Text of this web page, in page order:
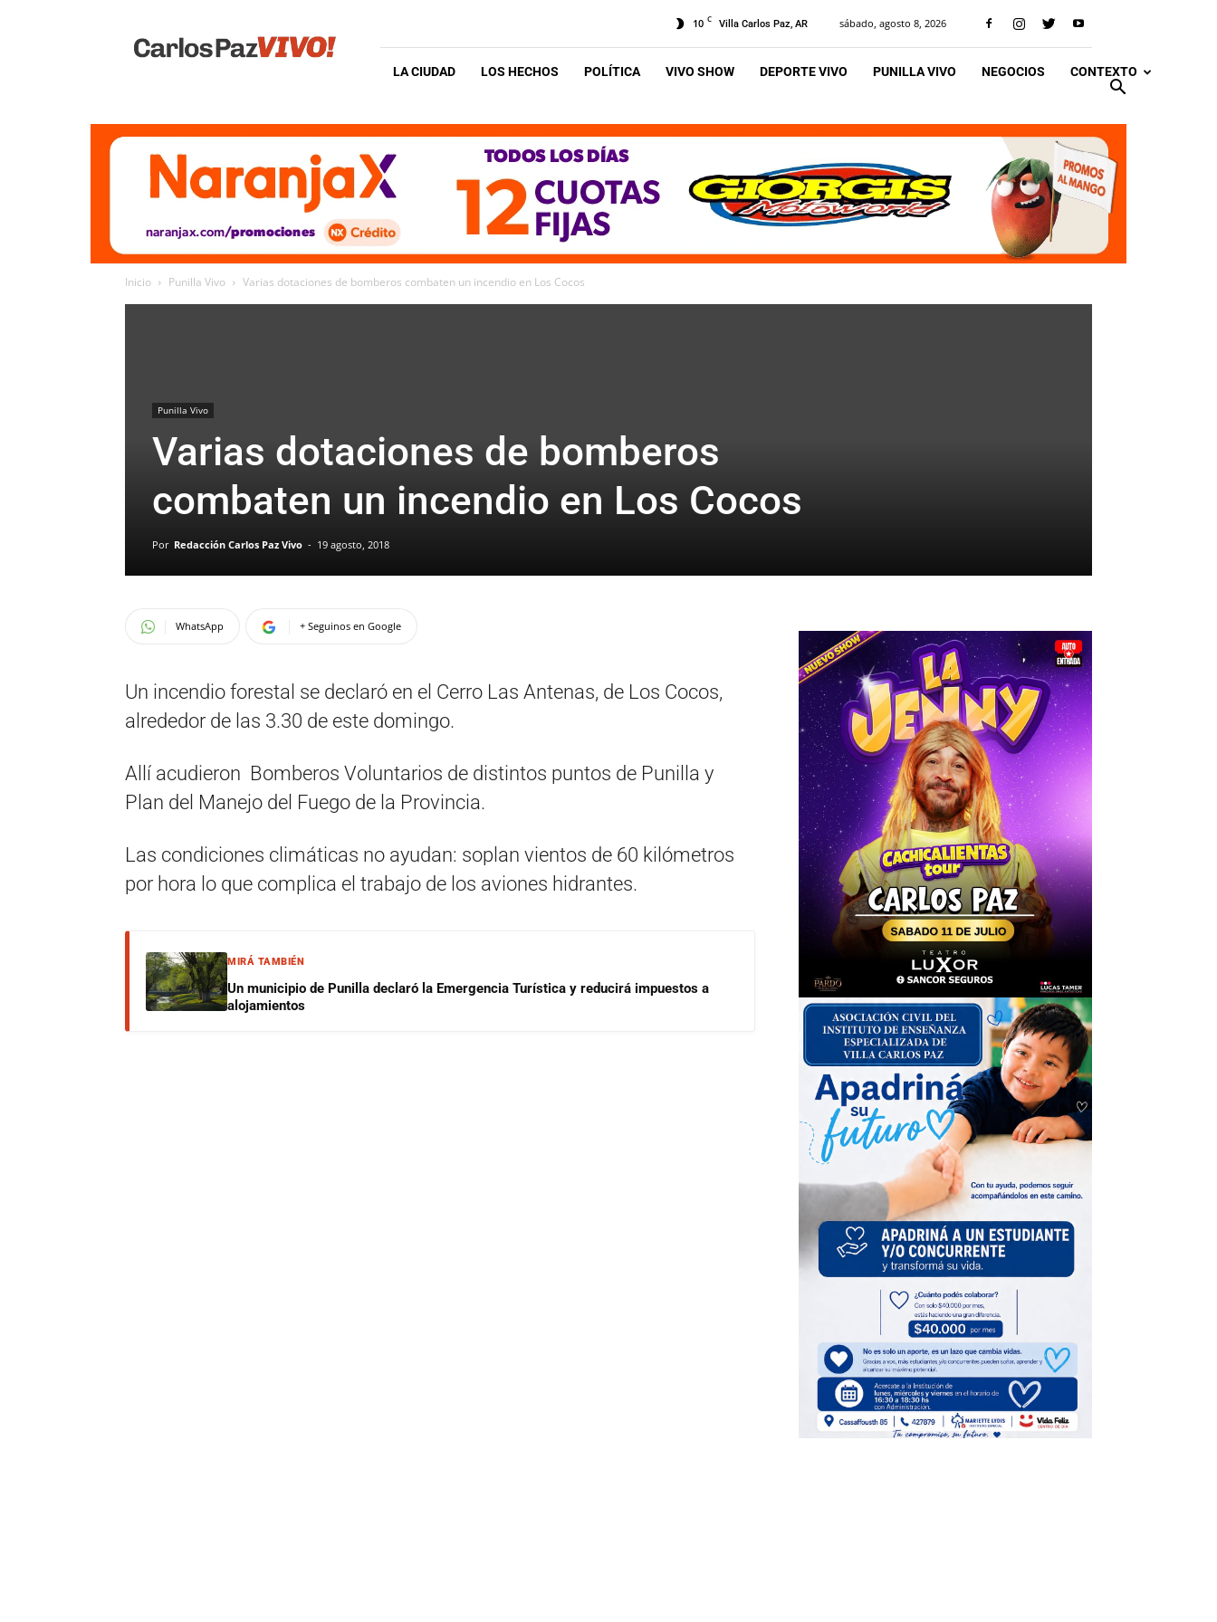
Vivo
10 C Villa Carlos Paz, AR sábado, agosto 8, 2026
LA CIUDAD LOS HECHOS POLÍTICA VIVO SHOW DEPORTE VIVO PUNILLA VIVO NEGOCIOS CONTEXTO
Inicio Punilla Vivo Varias dotaciones de bomberos combaten un incendio en Los Cocos
Punilla Vivo
Varias dotaciones de bomberos
combaten un incendio en Los Cocos
Por Redacción Carlos Paz Vivo - 19 agosto, 2018
WhatsApp + Seguinos en Google
Un incendio forestal se declaró en el Cerro Las Antenas, de Los Cocos,
alrededor de las 3.30 de este domingo.
Allí acudieron Bomberos Voluntarios de distintos puntos de Punilla y
Plan del Manejo del Fuego de la Provincia.
Las condiciones climáticas no ayudan: soplan vientos de 60 kilómetros
por hora lo que complica el trabajo de los aviones hidrantes.
MIRÁ TAMBIÉN
Un municipio de Punilla declaró la Emergencia Turística y reducirá impuestos a
alojamientos